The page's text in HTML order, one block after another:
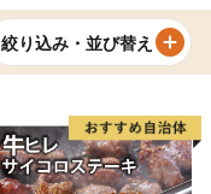
絞り込み・並び替え